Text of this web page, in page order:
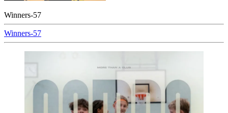
Winners-57
Beitragsnavigation
Winners-57